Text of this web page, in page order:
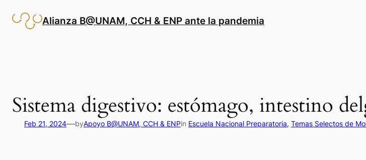
contenido
Alianza B@UNAM, CCH & ENP ante la pandemia
Sistema digestivo: estómago, intestino
Feb 21, 2024—byApoyo B@UNAM, CCH & ENPin Escuela Nacional Preparatoria, Temas Selectos de